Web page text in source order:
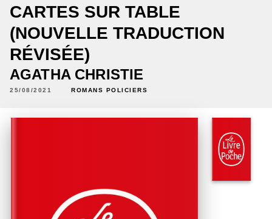
CARTES SUR TABLE
(NOUVELLE TRADUCTION
RÉVISÉE)
AGATHA CHRISTIE
25/08/2021 ROMANS POLICIERS